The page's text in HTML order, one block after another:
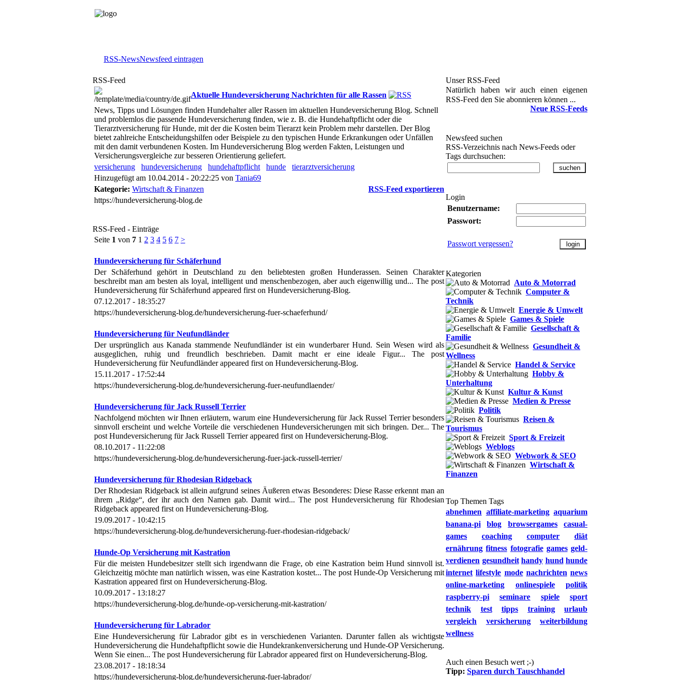
RSS-NewsNewsfeed eintragen
RSS-Feed
Aktuelle Hundeversicherung Nachrichten für alle Rassen
News, Tipps und Lösungen finden Hundehalter aller Rassen im aktuellen Hundeversicherung Blog. Schnell
und problemlos die passende Hundeversicherung finden, wie z. B. die Hundehaftpflicht oder die
Tierarztversicherung für Hunde, mit der die Kosten beim Tierarzt kein Problem mehr darstellen. Der Blog
bietet zahlreiche Entscheidungshilfen oder Beispiele zu den typischen Hunde Erkrankungen oder Unfällen
mit den damit verbundenen Kosten. Im Hundeversicherung Blog werden Fakten, Leistungen und
Versicherungsvergleiche zur besseren Orientierung geliefert.
versicherung
hundeversicherung hundehaftpflicht hunde
tierarztversicherung
Hinzugefügt am 10.04.2014 - 20:22:25 von Tania69
Kategorie: Wirtschaft & Finanzen
RSS-Feed exportieren
https://hundeversicherung-blog.de
RSS-Feed - Einträge
Seite 1 von 7 1 2 3 4 5 6 7 >
Hundeversicherung für Schäferhund
Der Schäferhund gehört in Deutschland zu den beliebtesten großen Hunderassen. Seinen Charakter
beschreibt man am besten als loyal, intelligent und menschenbezogen, aber auch eigenwillig und... The post
Hundeversicherung für Schäferhund appeared first on Hundeversicherung-Blog.
07.12.2017 - 18:35:27
https://hundeversicherung-blog.de/hundeversicherung-fuer-schaeferhund/
Hundeversicherung für Neufundländer
Der ursprünglich aus Kanada stammende Neufundländer ist ein wunderbarer Hund. Sein Wesen wird als
ausgeglichen, ruhig und freundlich beschrieben. Damit macht er eine ideale Figur... The post
Hundeversicherung für Neufundländer appeared first on Hundeversicherung-Blog.
15.11.2017 - 17:52:44
https://hundeversicherung-blog.de/hundeversicherung-fuer-neufundlaender/
Hundeversicherung für Jack Russell Terrier
Nachfolgend möchten wir Ihnen erläutern, warum eine Hundeversicherung für Jack Russel Terrier besonders
sinnvoll erscheint und welche Vorteile die verschiedenen Hundeversicherungen mit sich bringen. Der... The
post Hundeversicherung für Jack Russell Terrier appeared first on Hundeversicherung-Blog.
08.10.2017 - 11:22:08
https://hundeversicherung-blog.de/hundeversicherung-fuer-jack-russell-terrier/
Hundeversicherung für Rhodesian Ridgeback
Der Rhodesian Ridgeback ist allein aufgrund seines Äußeren etwas Besonderes: Diese Rasse erkennt man an
ihrem „Ridge“, der ihr auch den Namen gab. Damit wird... The post Hundeversicherung für Rhodesian
Ridgeback appeared first on Hundeversicherung-Blog.
19.09.2017 - 10:42:15
https://hundeversicherung-blog.de/hundeversicherung-fuer-rhodesian-ridgeback/
Hunde-Op Versicherung mit Kastration
Für die meisten Hundebesitzer stellt sich irgendwann die Frage, ob eine Kastration beim Hund sinnvoll ist.
Gleichzeitig möchte man natürlich wissen, was eine Kastration kostet... The post Hunde-Op Versicherung mit
Kastration appeared first on Hundeversicherung-Blog.
10.09.2017 - 13:18:27
https://hundeversicherung-blog.de/hunde-op-versicherung-mit-kastration/
Hundeversicherung für Labrador
Eine Hundeversicherung für Labrador gibt es in verschiedenen Varianten. Darunter fallen als wichtigste
Hundeversicherung die Hundehaftpflicht sowie die Hundekrankenversicherung und Hunde-OP Versicherung.
Wenn Sie einen... The post Hundeversicherung für Labrador appeared first on Hundeversicherung-Blog.
23.08.2017 - 18:18:34
https://hundeversicherung-blog.de/hundeversicherung-fuer-labrador/
Unser RSS-Feed
Natürlich haben wir auch einen eigenen
RSS-Feed den Sie abonnieren können ...
Neue RSS-Feeds
Newsfeed suchen
RSS-Verzeichnis nach News-Feeds oder
Tags durchsuchen:
Login
Benutzername:
Passwort:
Passwort vergessen?
Kategorien
Auto & Motorrad
Computer &
Technik
Energie & Umwelt
Games & Spiele
Gesellschaft &
Familie
Gesundheit &
Wellness
Handel & Service
Hobby &
Unterhaltung
Kultur & Kunst
Medien & Presse
Politik
Reisen &
Tourismus
Sport & Freizeit
Weblogs
Webwork & SEO
Wirtschaft &
Finanzen
Top Themen Tags
abnehmen affiliate-marketing aquarium
banana-pi
blog browsergames
casual-
games
coaching computer
diät
ernährung fitness fotografie games geld-
verdienen gesundheit handy hund hunde
internet lifestyle mode nachrichten news
online-marketing
onlinespiele
politik
raspberry-pi
seminare spiele
sport
technik
test tipps training
urlaub
vergleich
versicherung
weiterbildung
wellness
Auch einen Besuch wert ;-)
Tipp: Sparen durch Tauschhandel